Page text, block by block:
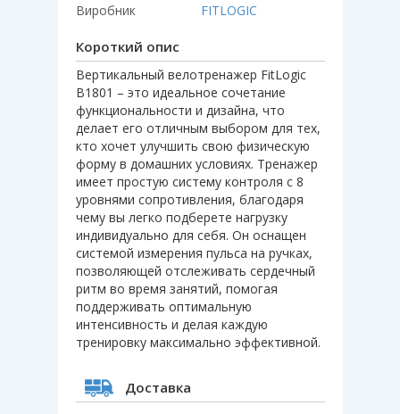
Виробник FITLOGIC
Короткий опис
Вертикальный велотренажер FitLogic
B1801 – это идеальное сочетание
функциональности и дизайна, что
делает его отличным выбором для тех,
кто хочет улучшить свою физическую
форму в домашних условиях. Тренажер
имеет простую систему контроля с 8
уровнями сопротивления, благодаря
чему вы легко подберете нагрузку
индивидуально для себя. Он оснащен
системой измерения пульса на ручках,
позволяющей отслеживать сердечный
ритм во время занятий, помогая
поддерживать оптимальную
интенсивность и делая каждую
тренировку максимально эффективной.
Доставка